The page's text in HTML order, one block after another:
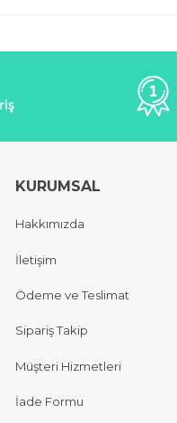
KURUMSAL
Hakkımızda
İletişim
Ödeme ve Teslimat
Sipariş Takip
Müşteri Hizmetleri
İade Formu